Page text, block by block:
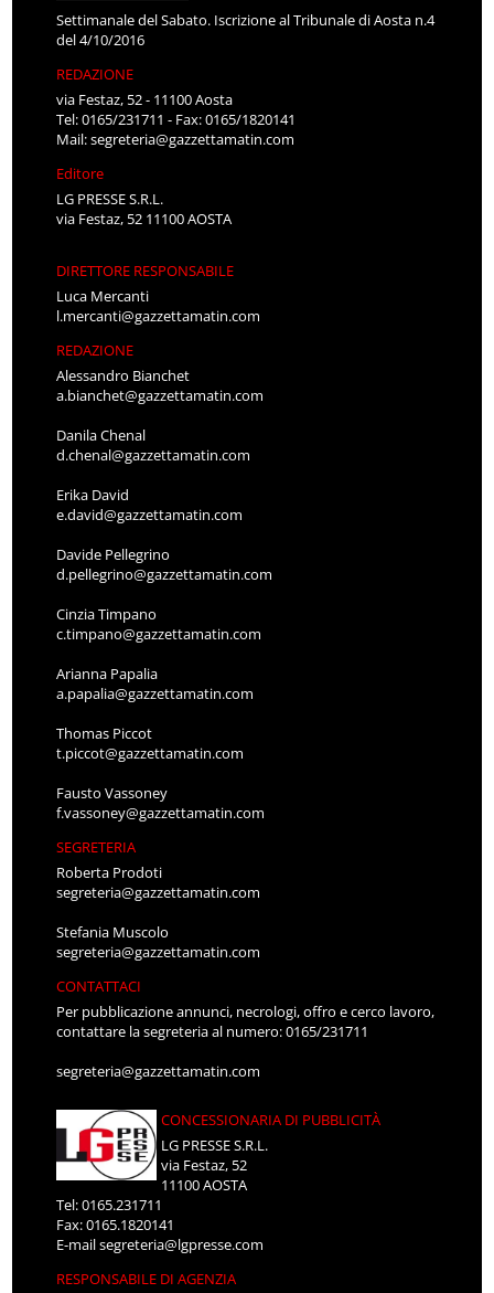
Settimanale del Sabato. Iscrizione al Tribunale di Aosta n.4
del 4/10/2016
REDAZIONE
via Festaz, 52 - 11100 Aosta
Tel: 0165/231711 - Fax: 0165/1820141
Mail:segreteria@gazzettamatin.com
Editore
LG PRESSE S.R.L.
via Festaz, 52 11100 AOSTA
DIRETTORE RESPONSABILE
Luca Mercanti
l.mercanti@gazzettamatin.com
REDAZIONE
Alessandro Bianchet
a.bianchet@gazzettamatin.com
Danila Chenal
d.chenal@gazzettamatin.com
Erika David
e.david@gazzettamatin.com
Davide Pellegrino
d.pellegrino@gazzettamatin.com
Cinzia Timpano
c.timpano@gazzettamatin.com
Arianna Papalia
a.papalia@gazzettamatin.com
Thomas Piccot
t.piccot@gazzettamatin.com
Fausto Vassoney
f.vassoney@gazzettamatin.com
SEGRETERIA
Roberta Prodoti
segreteria@gazzettamatin.com
Stefania Muscolo
segreteria@gazzettamatin.com
CONTATTACI
Per pubblicazione annunci, necrologi, offro e cerco lavoro,
contattare la segreteria al numero: 0165/231711
segreteria@gazzettamatin.com
CONCESSIONARIA DI PUBBLICITÀ
LG PRESSE S.R.L.
via Festaz, 52
11100 AOSTA
Tel: 0165.231711
Fax: 0165.1820141
E-mailsegreteria@lgpresse.com
RESPONSABILE DI AGENZIA